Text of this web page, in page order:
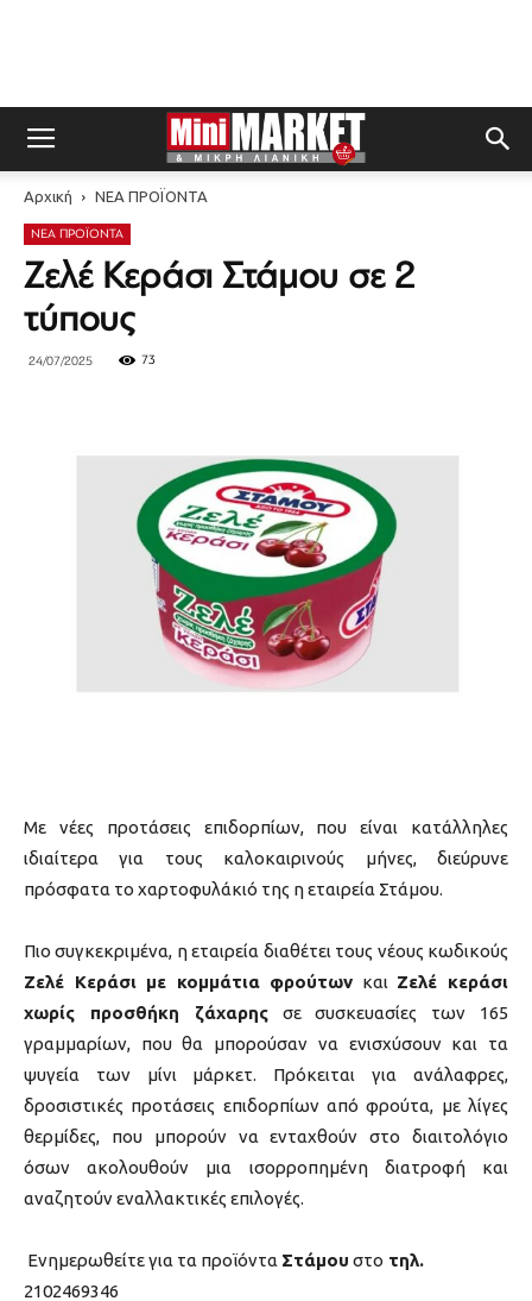
Αρχική ΝΕΑ ΠΡΟΪΟΝΤΑ
ΝΕΑ ΠΡΟΪΟΝΤΑ
Ζελέ Κεράσι Στάμου σε 2
τύπους
24/07/2025 73
Με νέες προτάσεις επιδορπίων, που είναι κατάλληλες
ιδιαίτερα για τους καλοκαιρινούς μήνες, διεύρυνε
πρόσφατα το χαρτοφυλάκιό της η εταιρεία Στάμου.
Πιο συγκεκριμένα, η εταιρεία διαθέτει τους νέους κωδικούς
Ζελέ Κεράσι με κομμάτια φρούτων και Ζελέ κεράσι
χωρίς προσθήκη ζάχαρηςσε συσκευασίες των 165
γραμμαρίων, που θα μπορούσαν να ενισχύσουν και τα
ψυγεία των μίνι μάρκετ. Πρόκειται για ανάλαφρες,
δροσιστικές προτάσεις επιδορπίων από φρούτα, με λίγες
θερμίδες, που μπορούν να ενταχθούν στο διαιτολόγιο
όσων ακολουθούν μια ισορροπημένη διατροφή και
αναζητούν εναλλακτικές επιλογές.
Ενημερωθείτε για τα προϊόντα Στάμου στο τηλ.
2102469346